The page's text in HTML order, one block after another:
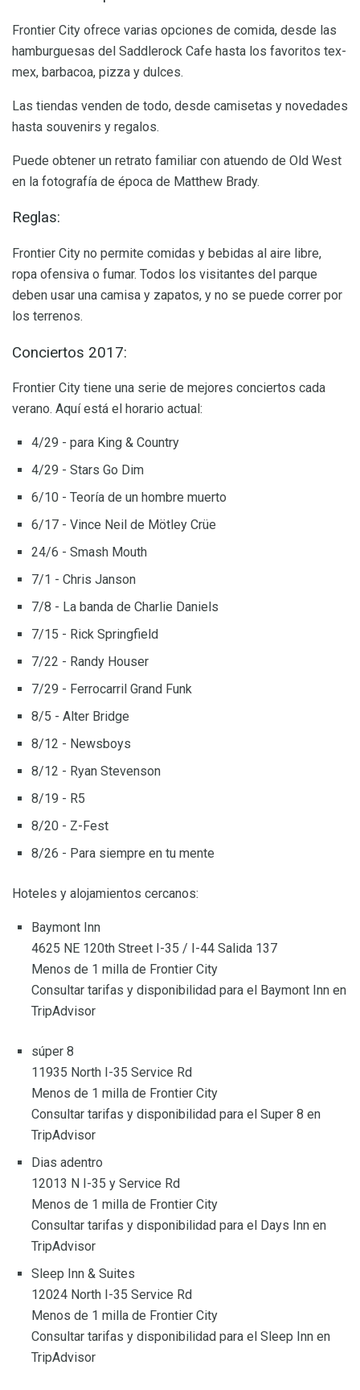
Frontier City ofrece varias opciones de comida, desde las
hamburguesas del Saddlerock Cafe hasta los favoritos tex-
mex, barbacoa, pizza y dulces.
Las tiendas venden de todo, desde camisetas y novedades
hasta souvenirs y regalos.
Puede obtener un retrato familiar con atuendo de Old West
en la fotografía de época de Matthew Brady.
Reglas:
Frontier City no permite comidas y bebidas al aire libre,
ropa ofensiva o fumar. Todos los visitantes del parque
deben usar una camisa y zapatos, y no se puede correr por
los terrenos.
Conciertos 2017:
Frontier City tiene una serie de mejores conciertos cada
verano. Aquí está el horario actual:
4/29 - para King & Country
4/29 - Stars Go Dim
6/10 - Teoría de un hombre muerto
6/17 - Vince Neil de Mötley Crüe
24/6 - Smash Mouth
7/1 - Chris Janson
7/8 - La banda de Charlie Daniels
7/15 - Rick Springfield
7/22 - Randy Houser
7/29 - Ferrocarril Grand Funk
8/5 - Alter Bridge
8/12 - Newsboys
8/12 - Ryan Stevenson
8/19 - R5
8/20 - Z-Fest
8/26 - Para siempre en tu mente
Hoteles y alojamientos cercanos:
Baymont Inn
4625 NE 120th Street I-35 / I-44 Salida 137
Menos de 1 milla de Frontier City
Consultar tarifas y disponibilidad para el Baymont Inn en
TripAdvisor
súper 8
11935 North I-35 Service Rd
Menos de 1 milla de Frontier City
Consultar tarifas y disponibilidad para el Super 8 en
TripAdvisor
Dias adentro
12013 N I-35 y Service Rd
Menos de 1 milla de Frontier City
Consultar tarifas y disponibilidad para el Days Inn en
TripAdvisor
Sleep Inn & Suites
12024 North I-35 Service Rd
Menos de 1 milla de Frontier City
Consultar tarifas y disponibilidad para el Sleep Inn en
TripAdvisor